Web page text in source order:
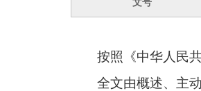
文号
按照《中华人民
全文由概述、主